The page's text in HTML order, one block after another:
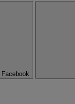
Facebook